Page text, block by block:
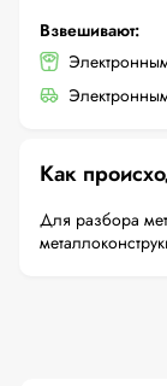
Взвешивают:
Как
Для разбора